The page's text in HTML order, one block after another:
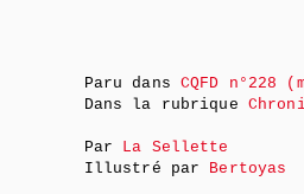
Paru dans CQFD n°228
Dans la rubrique
Par La Sellette
Illustré par Bertoyas